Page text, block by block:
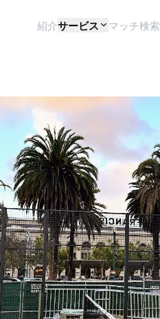
紹介サービス マッチ検索